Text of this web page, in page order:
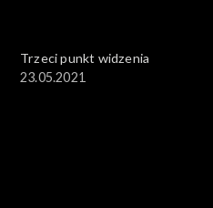
Trzeci punkt widzenia
23.05.2021